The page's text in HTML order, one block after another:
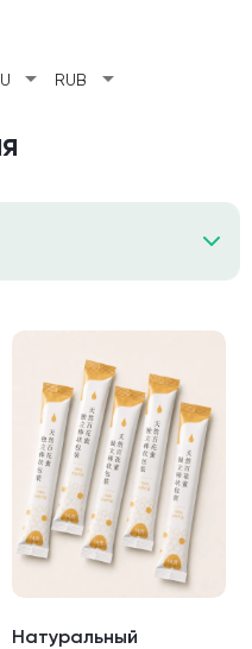
arrow_drop_down RUB arrow_drop_down
Натуральный